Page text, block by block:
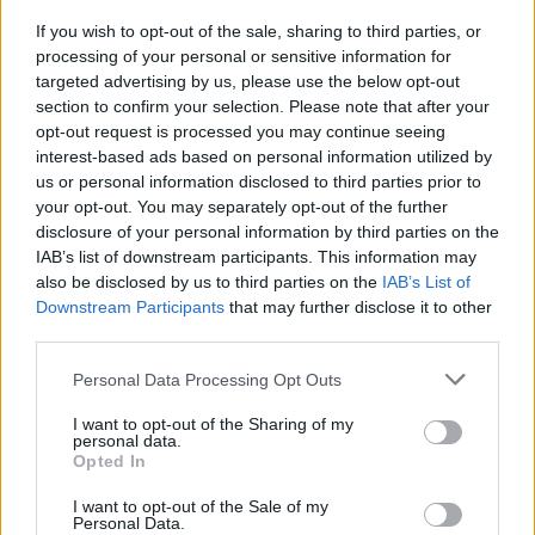
If you wish to opt-out of the sale, sharing to third parties, or
processing of your personal or sensitive information for
targeted advertising by us, please use the below opt-out
section to confirm your selection. Please note that after your
opt-out request is processed you may continue seeing
interest-based ads based on personal information utilized by
us or personal information disclosed to third parties prior to
your opt-out. You may separately opt-out of the further
disclosure of your personal information by third parties on the
IAB’s list of downstream participants. This information may
also be disclosed by us to third parties on the IAB’s List of
Downstream Participants that may further disclose it to other
Please note that this website/app uses one or more Google
not limited to your visit or usage behaviour. You may click to
grant or deny consent to Google and its third-party tags to
use your data for below specified purposes in below Google
consent section.
Personal Data Processing Opt Outs
I want to opt-out of the Sharing of my
personal data.
Opted In
I want to opt-out of the Sale of my
Personal Data.
358), όπως αυτή εκάστοτε τροποποιείται ή
αντικαθίσταται, ή με την κατηγορία των διακριθέντων
αθλητών του άρθρου 34 του ν. 2725/1999 (Α’ 121), όπως
τροποποιήθηκε και ισχύει, και σπουδάζουν σε
διαφορετική Περιφερειακή Ενότητα, τόσο μεταξύ τους
όσο και από την Περιφερειακή Ενότητα στην οποία οι
γονείς τους διαμένουν μόνιμα ή έχουν πλήρη κυριότητα
ή επικαρπία κατοικίας, και εφόσον πληρούνται οι
προϋποθέσεις, όπως αυτές ορίζονται στην υπ΄αριθμ.
37818/Ζ1/5-03-2018 Υ.Α (Β΄862), να υποβάλλουν αίτηση